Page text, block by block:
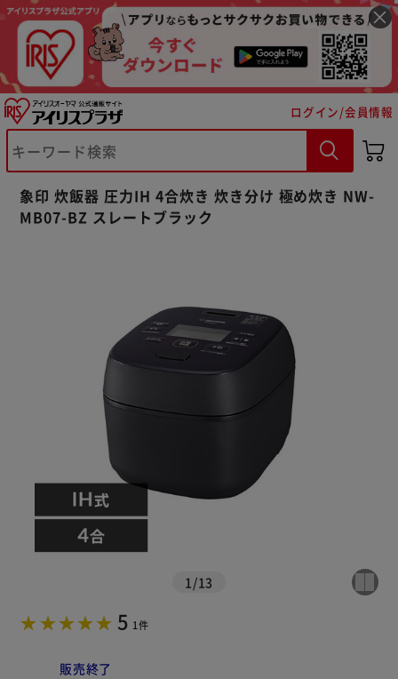
ログイン/会員情報
象印 炊飯器 圧力IH 4合炊き 炊き分け 極め炊き NW-
MB07-BZ スレートブラック
1 /13
5 1件
販売終了
※ご確認ください
カートに入れる